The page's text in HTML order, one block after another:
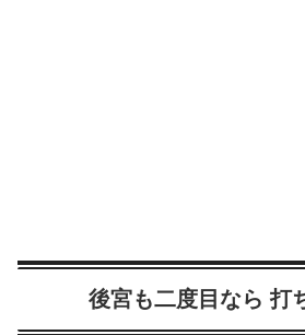
後宮も二度目なら 打